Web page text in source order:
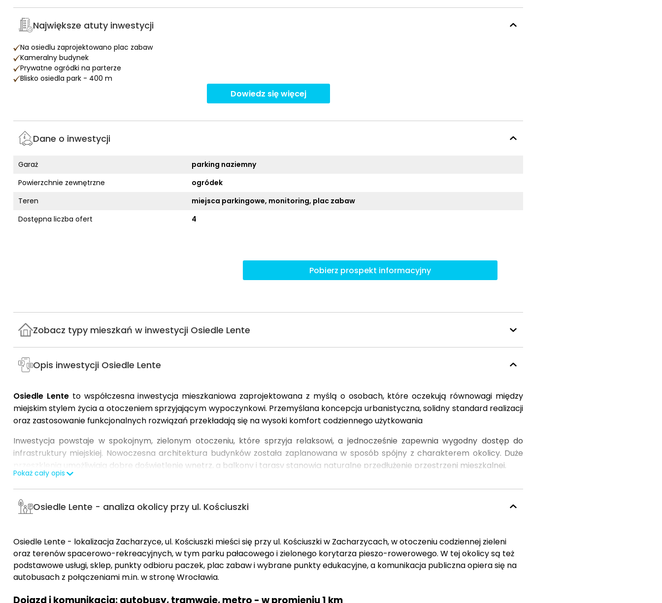
Największe atuty inwestycji
Na osiedlu zaprojektowano plac zabaw
Kameralny budynek
Prywatne ogródki na parterze
Blisko osiedla park - 400 m
Dowiedz się więcej
Dane o inwestycji
Garaż
parking naziemny
Powierzchnie zewnętrzne
ogródek
Teren
miejsca parkingowe, monitoring, plac zabaw
Dostępna liczba ofert
4
Pobierz prospekt informacyjny
Zobacz typy mieszkań w inwestycji Osiedle Lente
Opis inwestycji Osiedle Lente
Osiedle Lenteto współczesna inwestycja mieszkaniowa zaprojektowana z myślą o osobach, które oczekują równowagi między
miejskim stylem życia a otoczeniem sprzyjającym wypoczynkowi. Przemyślana koncepcja urbanistyczna, solidny standard realizacji
oraz zastosowanie funkcjonalnych rozwiązań przekładają się na wysoki komfort codziennego użytkowania
Inwestycja powstaje w spokojnym, zielonym otoczeniu, które sprzyja relaksowi, a jednocześnie zapewnia wygodny dostęp do
infrastruktury miejskiej. Nowoczesna architektura budynków została zaplanowana w sposób spójny z charakterem okolicy. Duże
przeszklenia umożliwiają dobre doświetlenie wnętrz, a balkony i tarasy stanowią naturalne przedłużenie przestrzeni mieszkalnej.
lokal zaprojektowano z naciskiem na ergonomię i efektywne wykorzystanie powierzchni. Standard wykończenia opiera się na
trwałych materiałach oraz nowoczesnych rozwiązaniach technologicznych.
strefy rekreacyjne oraz place zabaw dla dzieci,
tereny zielone i ciągi spacerowe,
Pokaż cały opis
Osiedle Lente - analiza okolicy przy ul. Kościuszki
Osiedle Lente - lokalizacja Zacharzyce, ul. Kościuszki mieści się przy ul. Kościuszki w Zacharzycach, w otoczeniu codziennej zieleni
oraz terenów spacerowo-rekreacyjnych, w tym parku pałacowego i zielonego korytarza pieszo-rowerowego. W tej okolicy są też
podstawowe usługi, sklep, punkty odbioru paczek, plac zabaw i wybrane punkty edukacyjne, a komunikacja publiczna opiera się na
autobusach z połączeniami m.in. w stronę Wrocławia.
Dojazd i komunikacja: autobusy, tramwaje, metro - w promieniu 1 km